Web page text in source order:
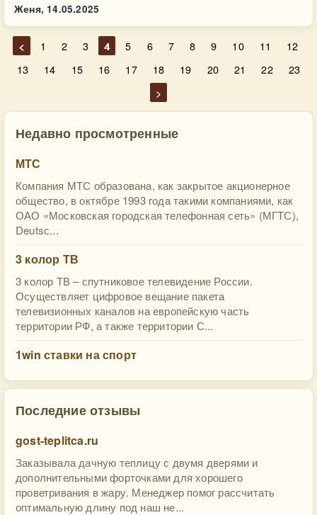
Женя, 14.05.2025
< 1 2 3 4 5 6 7 8 9 10 11
12
13
14 15 16 17 18 19 20 21 22
23
>
Недавно просмотренные
МТС
Компания МТС образована, как закрытое акционерное
общество, в октябре 1993 года такими компаниями, как
ОАО «Московская городская телефонная сеть» (МГТС),
Deutsс...
3 колор ТВ
3 колор ТВ – спутниковое телевидение России.
Осуществляет цифровое вещание пакета
телевизионных каналов на европейскую часть
территории РФ, а также территории С...
1win ставки на спорт
Последние отзывы
gost-teplitca.ru
Заказывала дачную теплицу с двумя дверями и
дополнительными форточками для хорошего
проветривания в жару. Менеджер помог рассчитать
оптимальную длину под наш не...